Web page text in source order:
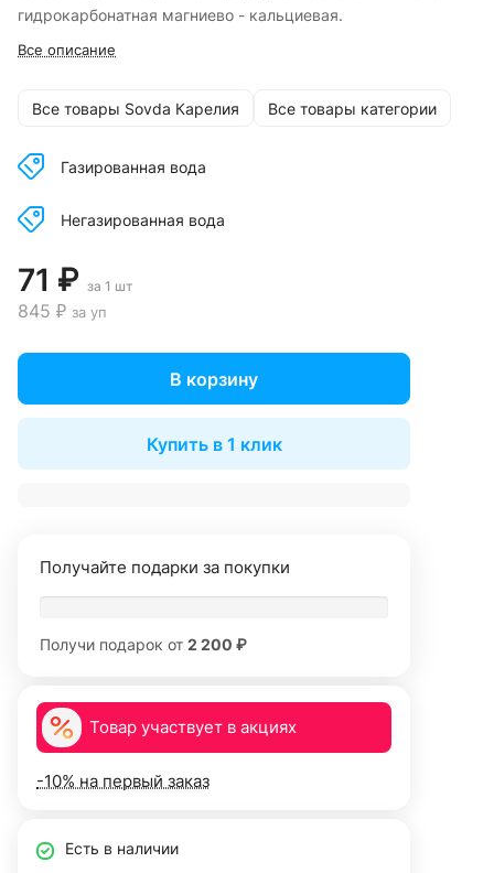
гидрокарбонатная магниево - кальциевая.
Все описание
Все товары Sovda Карелия Все товары категории
Газированная вода
Негазированная вода
71 ₽ за 1 шт
845 ₽ за уп
В корзину
Купить в 1 клик
Получайте подарки за покупки
Получи подарок от 2 200 ₽
Товар участвует в акциях
-10% на первый заказ
Есть в наличии